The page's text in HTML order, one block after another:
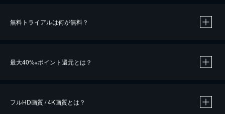
無料トライアルは何が無料？
最大40%※ポイント還元とは？
フルHD画質 / 4K画質とは？